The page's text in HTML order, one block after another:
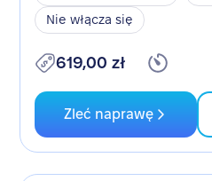
Nie włącza się
619,00 zł
Zleć naprawę